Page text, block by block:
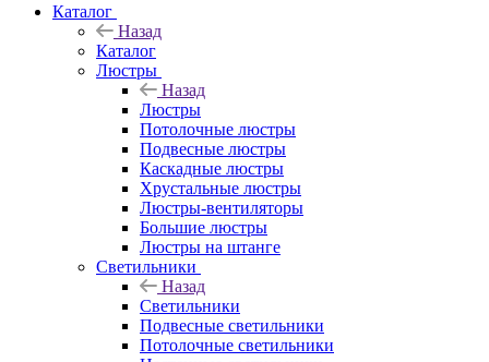
Каталог
Назад
Каталог
Люстры
Назад
Люстры
Потолочные люстры
Подвесные люстры
Каскадные люстры
Хрустальные люстры
Люстры-вентиляторы
Большие люстры
Люстры на штанге
Светильники
Назад
Светильники
Подвесные светильники
Потолочные светильники